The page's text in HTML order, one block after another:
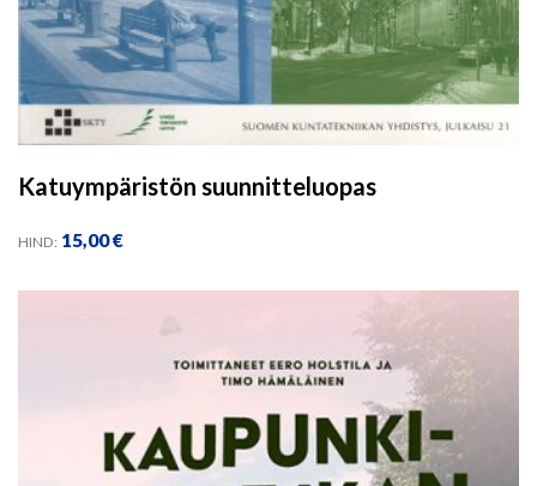
Katuympäristön suunnitteluopas
HIND: 15,00€